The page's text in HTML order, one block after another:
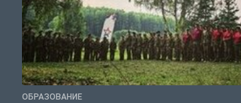
ОБРАЗОВАНИЕ